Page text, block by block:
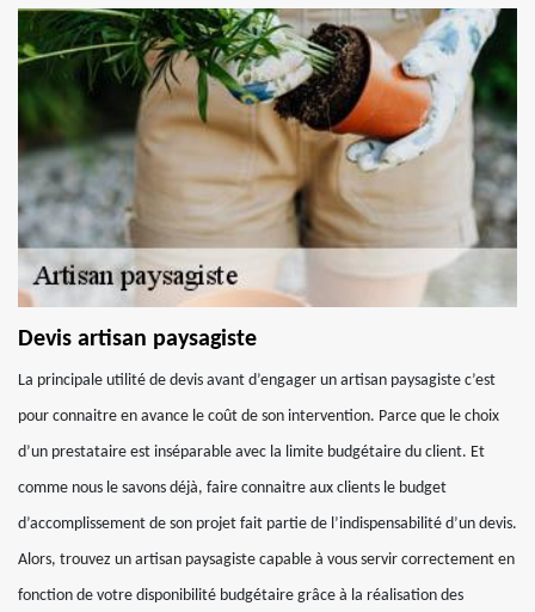
Devis artisan paysagiste
La principale utilité de devis avant d’engager un artisan paysagiste c’est
pour connaitre en avance le coût de son intervention. Parce que le choix
d’un prestataire est inséparable avec la limite budgétaire du client. Et
comme nous le savons déjà, faire connaitre aux clients le budget
d’accomplissement de son projet fait partie de l’indispensabilité d’un devis.
Alors, trouvez un artisan paysagiste capable à vous servir correctement en
fonction de votre disponibilité budgétaire grâce à la réalisation des